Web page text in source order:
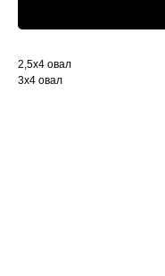
2,5х4 овал
3х4 овал